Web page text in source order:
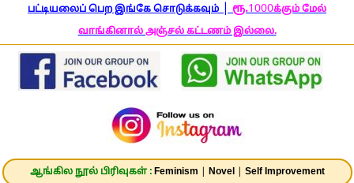
பட்டியலைப் பெற இங்கே சொடுக்கவும்|ரூ.1000க்கும் மேல்
வாங்கினால் அஞ்சல் கட்டணம் இல்லை.
ஆங்கில நூல் பிரிவுகள் : Feminism Novel| Self Improvement